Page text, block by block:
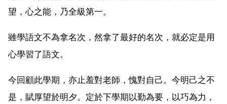
望，心之能，乃全級第一。
雖學語文不為拿名次，然拿了最好的名次，就必定是用
心學習了語文。
今回顧此學期，亦止羞對老師，愧對自己。今明己之不
是，賦厚望於明夕。定於下學期以勤為要，以巧為力，